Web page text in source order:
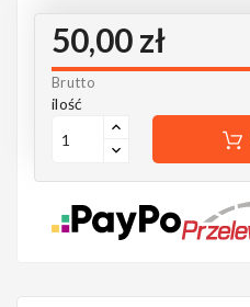
Prezenty
Rainbow
50,00 zł
Brutto
ilość